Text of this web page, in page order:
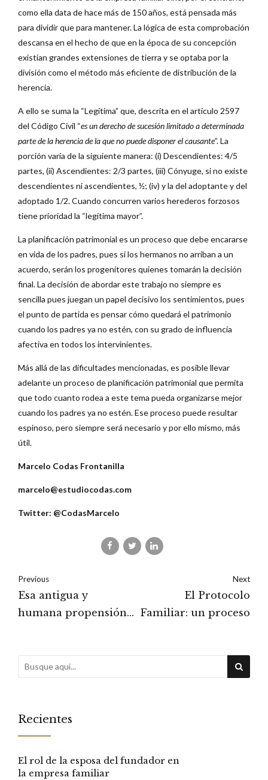
como ella data de hace más de 150 años, está pensada más
para dividir que para mantener. La lógica de esta comprobación
descansa en el hecho de que en la época de su concepción
existían grandes extensiones de tierra y se optaba por la
división como el método más eficiente de distribución de la
herencia.
A ello se suma la “Legítima” que, descrita en el artículo 2597
del Código Civil “es un derecho de sucesión limitado a determinada
parte de la herencia de la que no puede disponer el causante”. La
porción varía de la siguiente manera: (i) Descendientes: 4/5
partes, (ii) Ascendientes: 2/3 partes, (iii) Cónyuge, si no existe
descendientes ni ascendientes, ½; (iv) y la del adoptante y del
adoptado 1/2. Cuando concurren varios herederos forzosos
tiene prioridad la “legítima mayor”.
La planificación patrimonial es un proceso que debe encararse
en vida de los padres, pues si los hermanos no arriban a un
acuerdo, serán los progenitores quienes tomarán la decisión
final. La decisión de abordar este trabajo no siempre es
sencilla pues juegan un papel decisivo los sentimientos, pues
el punto de partida es pensar cómo quedará el patrimonio
cuando los padres ya no estén, con su grado de influencia
afectiva en todos los intervinientes.
Más allá de las dificultades mencionadas, es posible llevar
adelante un proceso de planificación patrimonial que permita
que todo cuanto rodea a este tema pueda organizarse mejor
cuando los padres ya no estén. Ese proceso puede resultar
espinoso, pero siempre será necesario y por ello mismo, más
útil.
Marcelo Codas Frontanilla
marcelo@estudiocodas.com
Twitter: @CodasMarcelo
Previous
Esa antigua y
humana propensión
Next
El Protocolo
Familiar: un proceso
Recientes
El rol de la esposa del fundador en
la empresa familiar